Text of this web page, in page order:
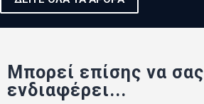
Μπορεί επίσης να σας
ενδιαφέρει...